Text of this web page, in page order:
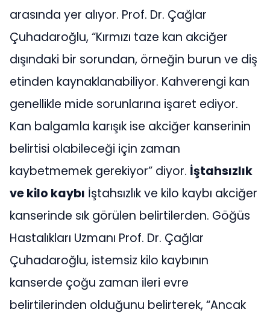
arasında yer alıyor. Prof. Dr. Çağlar
Çuhadaroğlu, “Kırmızı taze kan akciğer
dışındaki bir sorundan, örneğin burun ve diş
etinden kaynaklanabiliyor. Kahverengi kan
genellikle mide sorunlarına işaret ediyor.
Kan balgamla karışık ise akciğer kanserinin
belirtisi olabileceği için zaman
kaybetmemek gerekiyor” diyor. İştahsızlık
ve kilo kaybı İştahsızlık ve kilo kaybı akciğer
kanserinde sık görülen belirtilerden. Göğüs
Hastalıkları Uzmanı Prof. Dr. Çağlar
Çuhadaroğlu, istemsiz kilo kaybının
kanserde çoğu zaman ileri evre
belirtilerinden olduğunu belirterek, “Ancak